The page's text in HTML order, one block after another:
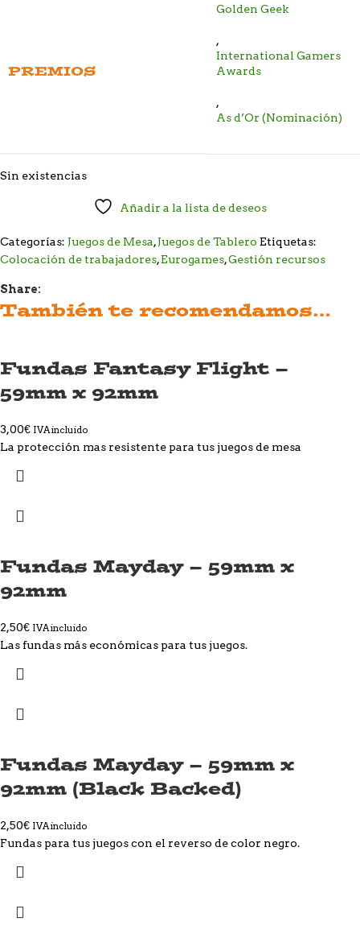
PREMIOS
Golden Geek
,
International Gamers
Awards
,
As d’Or (Nominación)
Sin existencias
Añadir a la lista de deseos
Categorías: Juegos de Mesa,Juegos de Tablero Etiquetas:
Colocación de trabajadores,Eurogames,Gestión recursos
Share:
También te recomendamos…
Fundas Fantasy Flight –
59mm x 92mm
3,00€ IVA incluido
La protección mas resistente para tus juegos de mesa
Fundas Mayday – 59mm x
92mm
2,50€ IVA incluido
Las fundas más económicas para tus juegos.
Fundas Mayday – 59mm x
92mm (Black Backed)
2,50€ IVA incluido
Fundas para tus juegos con el reverso de color negro.